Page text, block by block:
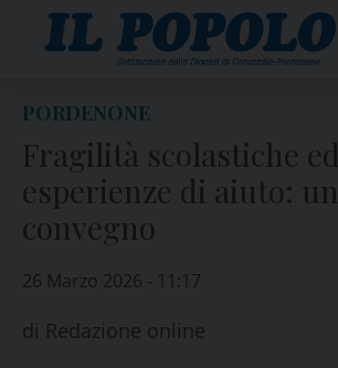
PORDENONE
Fragilità scolastiche ed
esperienze di aiuto: un
convegno
26 Marzo 2026 - 11:17
di Redazione online